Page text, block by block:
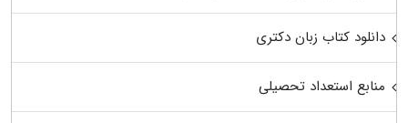
دانلود کتاب زبان دکتری
منابع استعداد تحصیلی